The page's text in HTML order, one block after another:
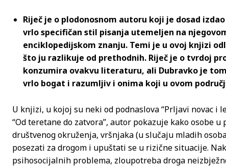
Riječ je o plodonosnom autoru koji je dosad
vrlo specifičan stil pisanja utemeljen na
enciklopedijskom znanju. Temi je u ovoj knjizi
što ju razlikuje od prethodnih. Riječ je o tvrdoj
konzumira ovakvu literaturu, ali Dubravko je
vrlo bogat i razumljiv i onima koji u ovom
U knjizi, u kojoj su neki od podnaslova “Prljavi novac i
“Od teretane do zatvora”, autor pokazuje kako osobe
društvenog okruženja, vršnjaka (u slučaju mladih
posezati za drogom i upuštati se u rizične situacije.
psihosocijalnih problema, zloupotreba droga